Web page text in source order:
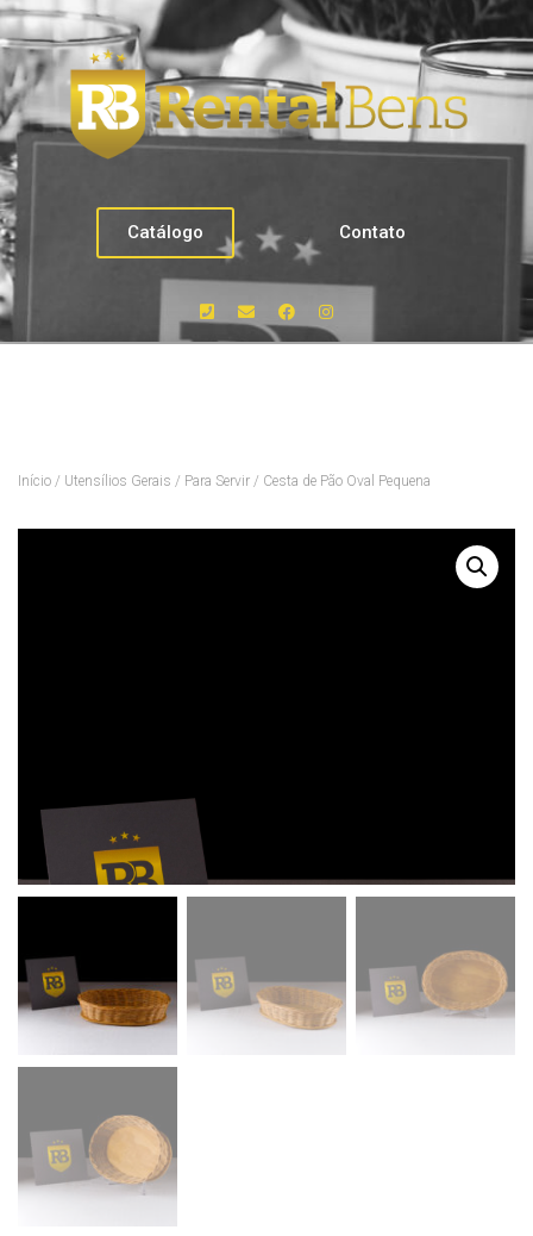
Catálogo Contato
Início / Utensílios Gerais / Para Servir / Cesta de Pão Oval Pequena